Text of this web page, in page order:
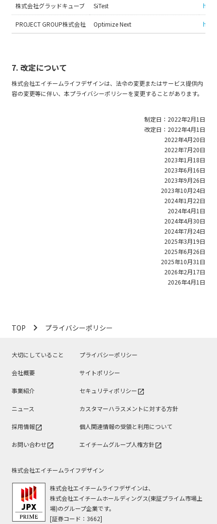
株式会社グラッドキューブ SiTest
PROJECT GROUP株式会社 Optimize Next
7. 改定について
株式会社エイチームライフデザインは、法令の変更またはサービス提供内
容の変更等に伴い、本プライバシーポリシーを変更することがあります。
制定日：2022年2月1日
改定日：2022年4月1日
2022年4月20日
2022年7月20日
2023年1月18日
2023年6月16日
2023年9月26日
2023年10月24日
2024年1月22日
2024年4月1日
2024年4月30日
2024年7月24日
2025年3月19日
2025年6月26日
2025年10月31日
2026年2月17日
2026年4月1日
TOP navigate_next プライバシーポリシー
株式会社エイチームライフデザイン
株式会社エイチームライフデザインは、
株式会社エイチームホールディングス(東証プライム市場上
場)のグループ企業です。
[証券コード：3662]
大切にしていること
会社概要
事業紹介
ニュース
採用情報open_in_new
お問い合わせopen_in_new
プライバシーポリシー
サイトポリシー
セキュリティポリシーopen_in_new
カスタマーハラスメントに対する方針
個人関連情報の受領と利用について
エイチームグループ人権方針open_in_new